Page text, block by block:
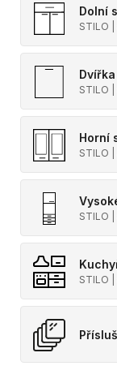
Dolní
STILO
STILO
Horní
STILO
STILO
STILO